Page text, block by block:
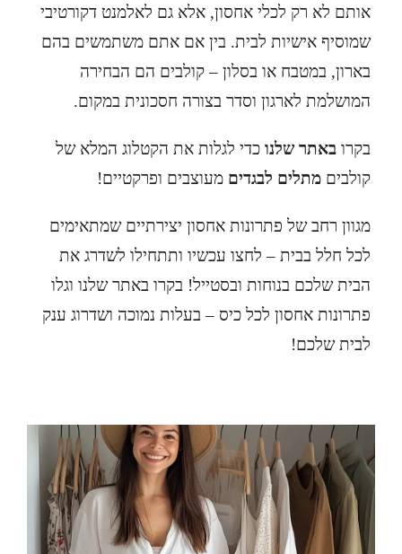
אותם לא רק לכלי אחסון, אלא גם לאלמנט דקורטיבי
שמוסיף אישיות לבית. בין אם אתם משתמשים בהם
בארון, במטבח או בסלון – קולבים הם הבחירה
המושלמת לארגון וסדר בצורה חסכונית במקום.
בקרו באתר שלנו כדי לגלות את הקטלוג המלא של
קולבים מתלים לבגדים מעוצבים ופרקטיים!
מגוון רחב של פתרונות אחסון יצירתיים שמתאימים
לכל חלל בבית – לחצו עכשיו ותתחילו לשדרג את
הבית שלכם בנוחות ובסטייל! בקרו באתר שלנו וגלו
פתרונות אחסון לכל כיס – בעלות נמוכה ושדרוג ענק
לבית שלכם!